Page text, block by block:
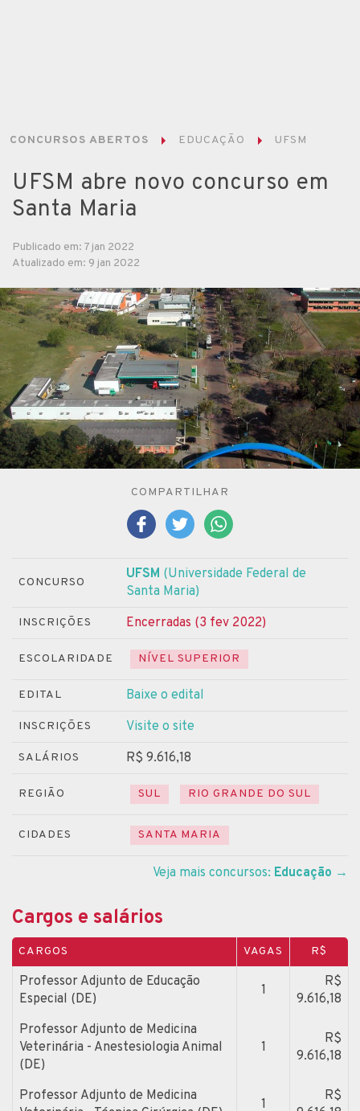
CONCURSOS ABERTOS EDUCAÇÃO UFSM
UFSM abre novo concurso em
Santa Maria
Publicado em: 7 jan 2022
Atualizado em: 9 jan 2022
COMPARTILHAR
CONCURSO
UFSM (Universidade Federal de
Santa Maria)
INSCRIÇÕES Encerradas (3 fev 2022)
ESCOLARIDADE NÍVEL SUPERIOR
EDITAL Baixe o edital
INSCRIÇÕES Visite o site
SALÁRIOS R$ 9.616,18
REGIÃO SUL RIO GRANDE DO SUL
CIDADES SANTA MARIA
Veja mais concursos: Educação →
Cargos e salários
CARGOS VAGAS R$
Professor Adjunto de Educação
Especial (DE)
1
R$
9.616,18
Professor Adjunto de Medicina
Veterinária - Anestesiologia Animal
(DE)
1
R$
9.616,18
Professor Adjunto de Medicina
1
R$